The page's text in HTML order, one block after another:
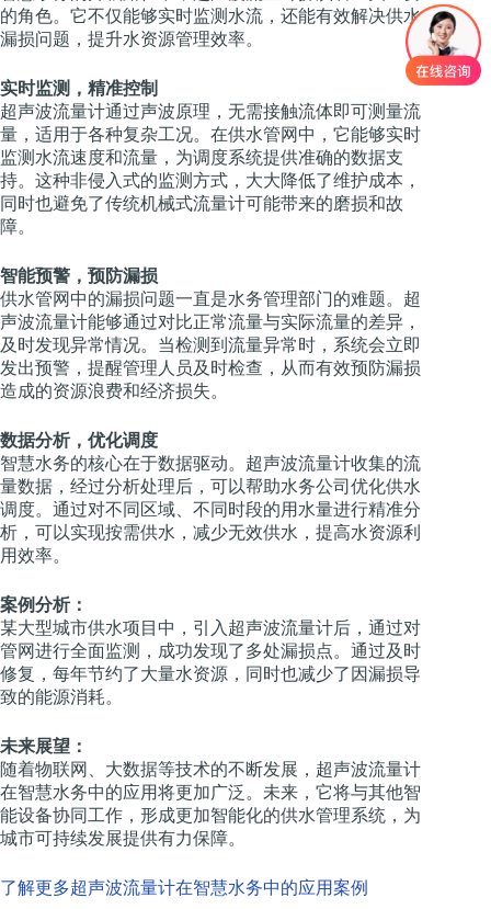
的角色。它不仅能够实时监测水流，还能有效解决供水
漏损问题，提升水资源管理效率。
实时监测，精准控制
超声波流量计通过声波原理，无需接触流体即可测量流
量，适用于各种复杂工况。在供水管网中，它能够实时
监测水流速度和流量，为调度系统提供准确的数据支
持。这种非侵入式的监测方式，大大降低了维护成本，
同时也避免了传统机械式流量计可能带来的磨损和故
障。
智能预警，预防漏损
供水管网中的漏损问题一直是水务管理部门的难题。超
声波流量计能够通过对比正常流量与实际流量的差异，
及时发现异常情况。当检测到流量异常时，系统会立即
发出预警，提醒管理人员及时检查，从而有效预防漏损
造成的资源浪费和经济损失。
数据分析，优化调度
智慧水务的核心在于数据驱动。超声波流量计收集的流
量数据，经过分析处理后，可以帮助水务公司优化供水
调度。通过对不同区域、不同时段的用水量进行精准分
析，可以实现按需供水，减少无效供水，提高水资源利
用效率。
案例分析：
某大型城市供水项目中，引入超声波流量计后，通过对
管网进行全面监测，成功发现了多处漏损点。通过及时
修复，每年节约了大量水资源，同时也减少了因漏损导
致的能源消耗。
未来展望：
随着物联网、大数据等技术的不断发展，超声波流量计
在智慧水务中的应用将更加广泛。未来，它将与其他智
能设备协同工作，形成更加智能化的供水管理系统，为
城市可持续发展提供有力保障。
了解更多超声波流量计在智慧水务中的应用案例